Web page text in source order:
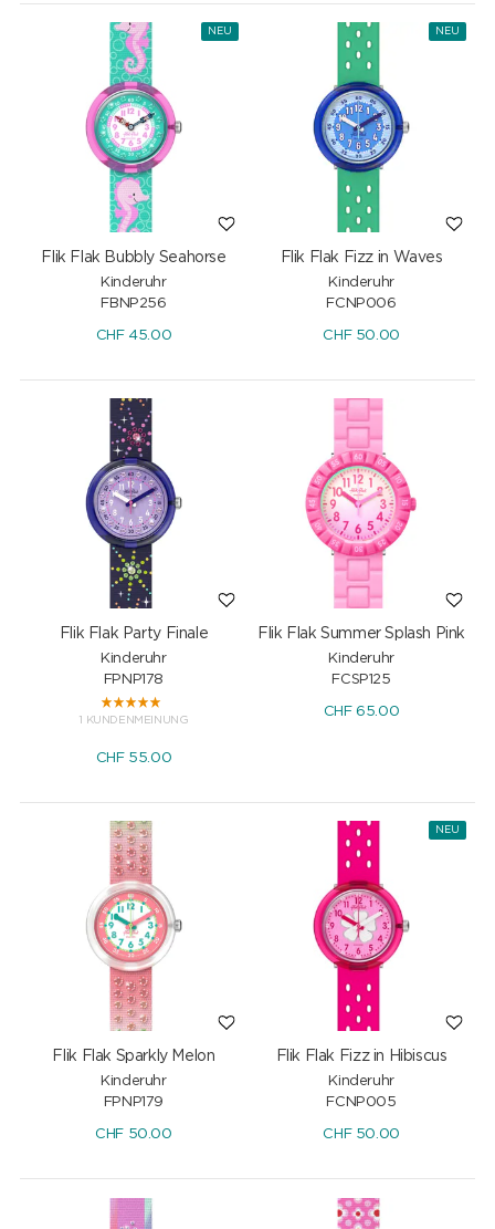
NEU
Flik Flak Bubbly Seahorse
Kinderuhr
FBNP256
CHF45.00
NEU
Flik Flak Fizz in Waves
Kinderuhr
FCNP006
CHF50.00
Flik Flak Party Finale
Kinderuhr
FPNP178
1 KUNDENMEINUNG
CHF55.00
Flik Flak Summer Splash Pink
Kinderuhr
FCSP125
CHF65.00
Flik Flak Sparkly Melon
Kinderuhr
FPNP179
CHF 50.00
NEU
Flik Flak Fizz in Hibiscus
Kinderuhr
FCNP005
CHF50.00